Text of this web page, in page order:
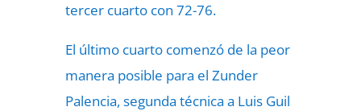
tercer cuarto con 72-76.
El último cuarto comenzó de la peor
manera posible para el Zunder
Palencia, segunda técnica a Luis Guil